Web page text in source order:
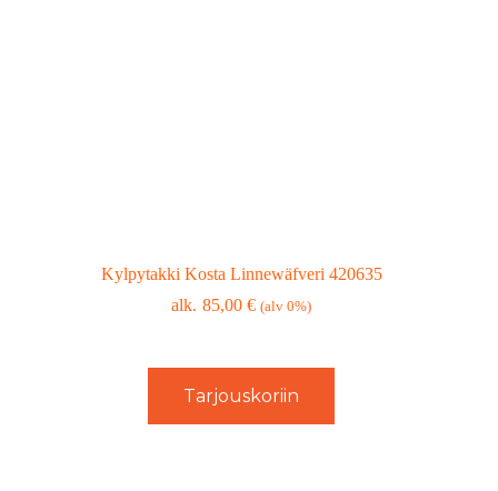
Kylpytakki Kosta Linnewäfveri 420635
85,00€ (alv 0%)
Tarjouskoriin